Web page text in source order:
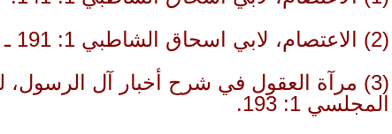
(2) الاعتصام، لابي اسحاق الشاطبي 1: 191 ـ 192.
(3) مرآة العقول في شرح أخبار آل الرسول،
المجلسي 1: 193.